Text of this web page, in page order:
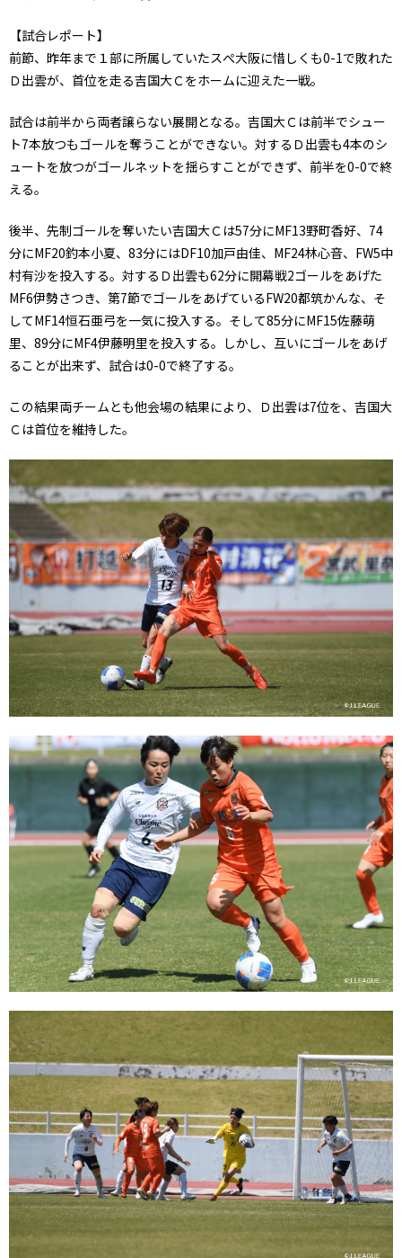
【試合レポート】
前節、昨年まで１部に所属していたスぺ大阪に惜しくも0-1で敗れた
Ｄ出雲が、首位を走る吉国大Ｃをホームに迎えた一戦。
試合は前半から両者譲らない展開となる。吉国大Ｃは前半でシュー
ト7本放つもゴールを奪うことができない。対するＤ出雲も4本のシ
ュートを放つがゴールネットを揺らすことができず、前半を0-0で終
える。
後半、先制ゴールを奪いたい吉国大Ｃは57分にMF13野町香好、74
分にMF20釣本小夏、83分にはDF10加戸由佳、MF24林心音、FW5中
村有沙を投入する。対するＤ出雲も62分に開幕戦2ゴールをあげた
MF6伊勢さつき、第7節でゴールをあげているFW20都筑かんな、そ
してMF14恒石亜弓を一気に投入する。そして85分にMF15佐藤萌
里、89分にMF4伊藤明里を投入する。しかし、互いにゴールをあげ
ることが出来ず、試合は0-0で終了する。
この結果両チームとも他会場の結果により、Ｄ出雲は7位を、吉国大
Ｃは首位を維持した。